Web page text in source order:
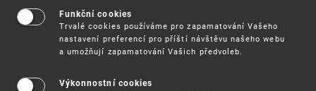
Vzhledem k nejisté pandemické situaci zatím
neindikujeme, v jakém formátu se jednotlivé akce
uskuteční. Podrobnější informace budou postupně
pozvánkách, které budeme k jednotlivým akcím
Funkční cookies
Trvalé cookies používáme pro zapamatování Vašeho
nastavení preferencí pro příští návštěvu našeho webu
a umožňují zapamatování Vašich předvoleb.
Výkonnostní cookies